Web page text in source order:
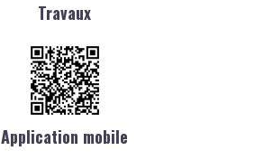
Travaux
Application mobile